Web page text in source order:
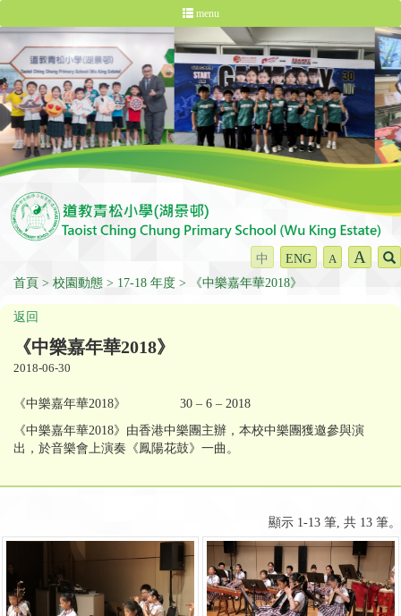
menu
中 ENG A A
首頁 校園動態 17-18 年度 《中樂嘉年華2018》
返回
《中樂嘉年華2018》
2018-06-30
《中樂嘉年華2018》 30 – 6 – 2018
《中樂嘉年華2018》由香港中樂團主辦，本校中樂團獲邀參與演
出，於音樂會上演奏《鳳陽花鼓》一曲。
顯示 1-13 筆, 共 13 筆。